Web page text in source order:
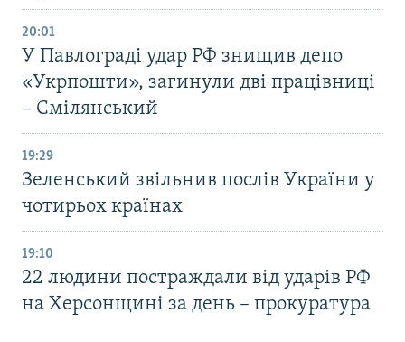
20:01
У Павлограді удар РФ знищив депо
«Укрпошти», загинули дві працівниці
– Смілянський
19:29
Зеленський звільнив послів України у
чотирьох країнах
19:10
22 людини постраждали від ударів РФ
на Херсонщині за день – прокуратура